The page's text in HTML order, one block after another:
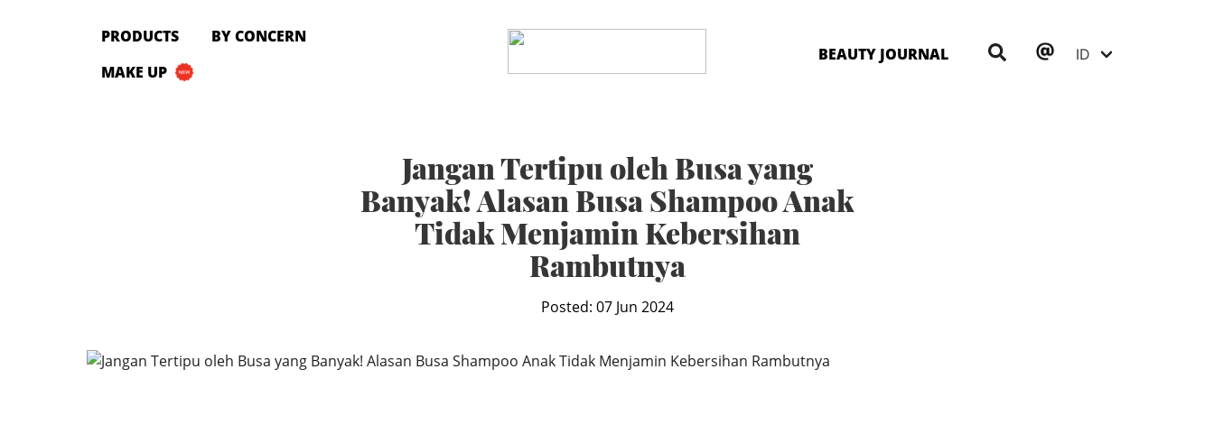
PRODUCTS
BY CONCERN
MAKE UP
BEAUTY JOURNAL
BY CONCERN
Jangan Tertipu oleh Busa yang
Banyak! Alasan Busa Shampoo Anak
Tidak Menjamin Kebersihan
Rambutnya
Posted: 07 Jun 2024